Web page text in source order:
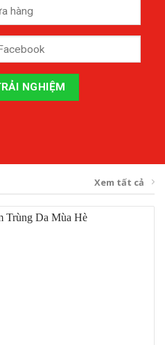
Xem tất cả